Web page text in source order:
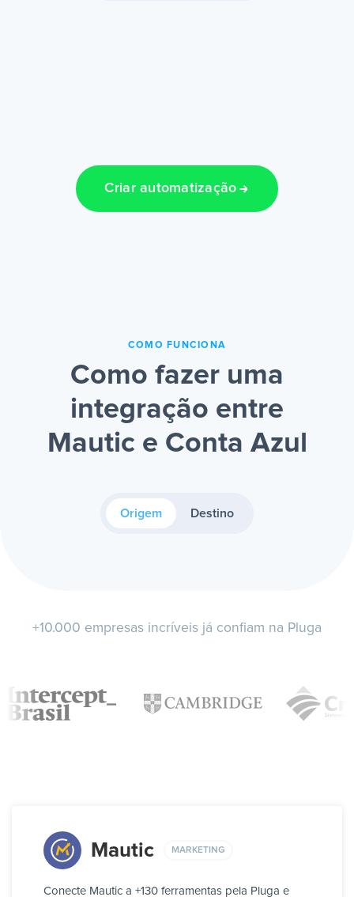
Criar automatização
COMO FUNCIONA
Como fazer uma
integração entre
Mautic e Conta Azul
Origem Destino
+10.000 empresas incríveis já confiam na Pluga
Mautic MARKETING
Conecte Mautic a +130 ferramentas pela Pluga e